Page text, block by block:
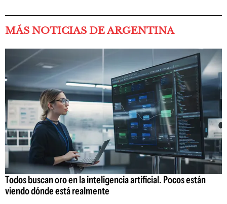
MÁS NOTICIAS DE ARGENTINA
Todos buscan oro en la inteligencia artificial. Pocos están
viendo dónde está realmente